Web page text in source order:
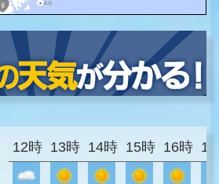
12時 13時 14時 15時 16時